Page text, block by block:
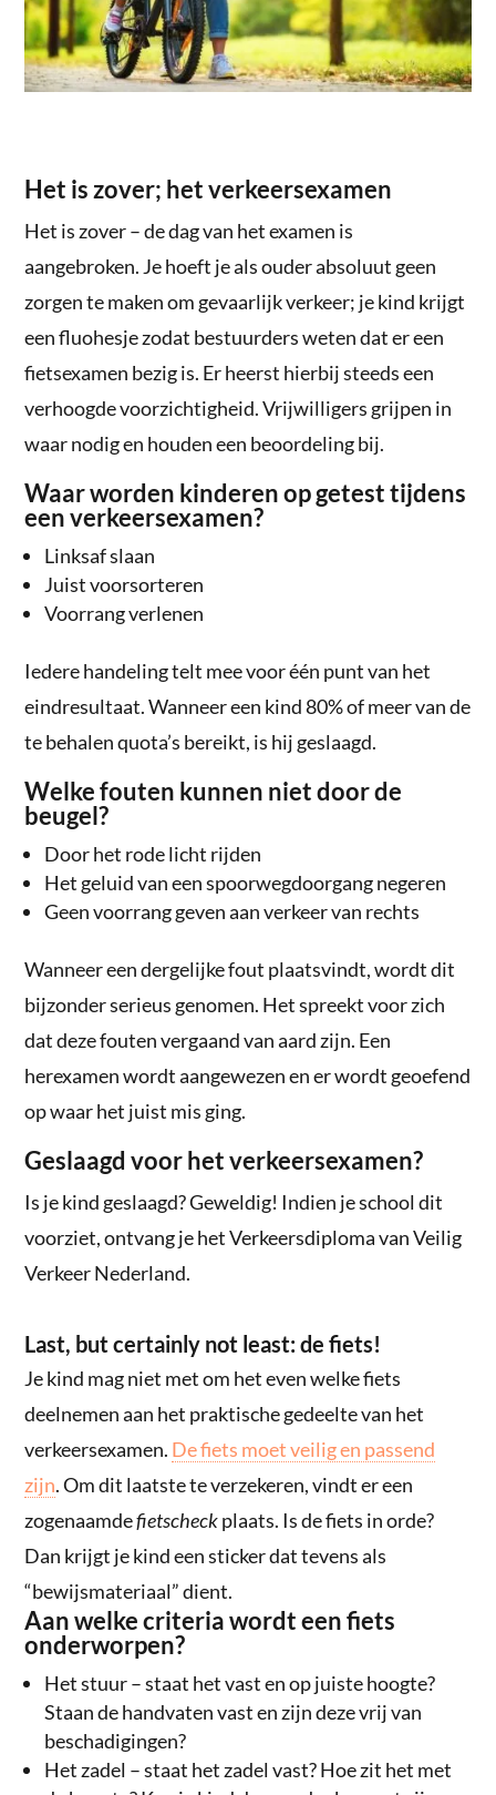
Het is zover; het verkeersexamen
Het is zover – de dag van het examen is
aangebroken. Je hoeft je als ouder absoluut geen
zorgen te maken om gevaarlijk verkeer; je kind krijgt
een fluohesje zodat bestuurders weten dat er een
fietsexamen bezig is. Er heerst hierbij steeds een
verhoogde voorzichtigheid. Vrijwilligers grijpen in
waar nodig en houden een beoordeling bij.
Waar worden kinderen op getest tijdens
een verkeersexamen?
Linksaf slaan
Juist voorsorteren
Voorrang verlenen
Iedere handeling telt mee voor één punt van het
eindresultaat. Wanneer een kind 80% of meer van de
te behalen quota’s bereikt, is hij geslaagd.
Welke fouten kunnen niet door de
beugel?
Door het rode licht rijden
Het geluid van een spoorwegdoorgang negeren
Geen voorrang geven aan verkeer van rechts
Wanneer een dergelijke fout plaatsvindt, wordt dit
bijzonder serieus genomen. Het spreekt voor zich
dat deze fouten vergaand van aard zijn. Een
herexamen wordt aangewezen en er wordt geoefend
op waar het juist mis ging.
Geslaagd voor het verkeersexamen?
Is je kind geslaagd? Geweldig! Indien je school dit
voorziet, ontvang je het Verkeersdiploma van Veilig
Verkeer Nederland.
Last, but certainly not least: de fiets!
Je kind mag niet met om het even welke fiets
deelnemen aan het praktische gedeelte van het
verkeersexamen. De fiets moet veilig en passend
zijn. Om dit laatste te verzekeren, vindt er een
zogenaamdefietscheckplaats. Is de fiets in orde?
Dan krijgt je kind een sticker dat tevens als
“bewijsmateriaal” dient.
Aan welke criteria wordt een fiets
onderworpen?
Het stuur – staat het vast en op juiste hoogte?
Staan de handvaten vast en zijn deze vrij van
beschadigingen?
Het zadel – staat het zadel vast? Hoe zit het met